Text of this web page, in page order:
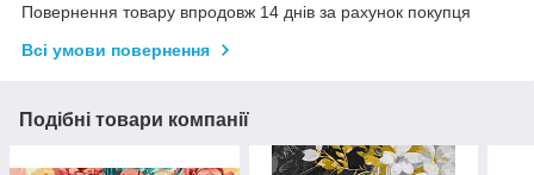
Повернення товару впродовж 14 днів за рахунок покупця
Всі умови повернення
Подібні товари компанії